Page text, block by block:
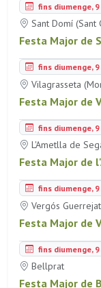
fins diumenge,
Sant Domí (Sant
Festa Major de
fins diumenge,
Vilagrasseta
Festa Major de
fins diumenge,
L'Ametlla de
Festa Major de
fins diumenge,
Vergós
Festa Major de
fins diumenge,
Bellprat
Festa Major de